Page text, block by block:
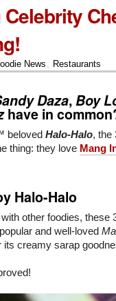
News Restaurants
Daza, Boy
have in
beloved Halo-Halo, the
thing: they love Mang
Halo-Halo
other foodies, these
and well-loved
its creamy sarap